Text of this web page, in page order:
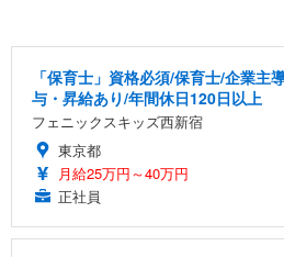
「保育士」資格必須/保育士/企業主
与・昇給あり/年間休日120日以上
フェニックスキッズ西新宿
東京都
月給25万円～40万円
正社員